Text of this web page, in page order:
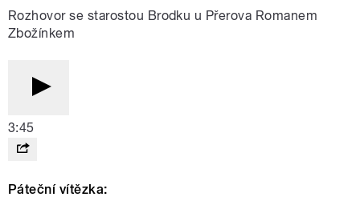
Rozhovor se starostou Brodku u Přerova Romanem
Zbožínkem
3:45
Páteční vítězka: